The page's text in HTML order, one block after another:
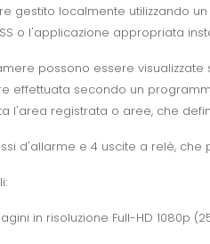
gestito localmente utilizzando
o l'applicazione appropriata
possono essere
effettuata secondo un
l'area registrata o aree, che
d'allarme e 4 uscite a relè,
in risoluzione Full-HD 1080p